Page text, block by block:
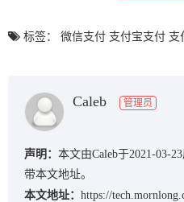
标签： 微信支付 支付宝支付 支
Caleb 管理员
声明： 本文由Caleb于2021-03-
带本文地址。
本文地址： https://